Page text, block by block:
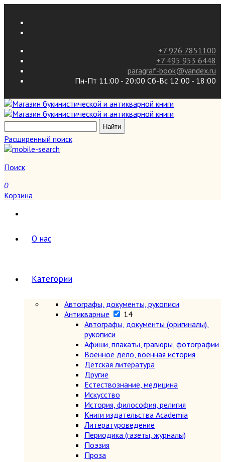
+7 926 7851100
+7 495 953 6448
paragraf-book@yandex.ru
Пн-Пт 11:00 - 20:00 Сб-Вс 12:00 - 18:00
Расширенный поиск
Поиск
0
Корзина
О нас
Категории
Автографы, документы, рукописи
Антикварные
14
Автографы, документы (оригиналы),
рукописи
Афиши, плакаты, гравюры, фотографии
Военное дело, военная история
Детская литература
Другие
Естествознание, медицина
Искусство
История, философия, религия
Книги издательства Academia
Литературоведение
Периодика (газеты, журналы)
Поэзия
Проза